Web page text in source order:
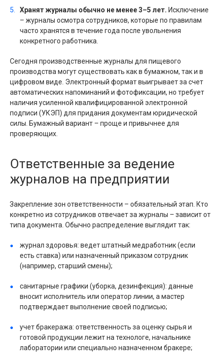
Хранят журналы обычно не менее 3–5 лет. Исключение
– журналы осмотра сотрудников, которые по правилам
часто хранятся в течение года после увольнения
конкретного работника.
Сегодня производственные журналы для пищевого
производства могут существовать как в бумажном, так и в
цифровом виде. Электронный формат выигрывает за счет
автоматических напоминаний и фотофиксации, но требует
наличия усиленной квалифицированной электронной
подписи (УКЭП) для придания документам юридической
силы. Бумажный вариант – проще и привычнее для
проверяющих.
Ответственные за ведение
журналов на предприятии
Закрепление зон ответственности – обязательный этап. Кто
конкретно из сотрудников отвечает за журналы – зависит от
типа документа. Обычно распределение выглядит так:
журнал здоровья: ведет штатный медработник (если
есть ставка) или назначенный приказом сотрудник
(например, старший смены);
санитарные графики (уборка, дезинфекция): данные
вносит исполнитель или оператор линии, а мастер
подтверждает выполнение своей подписью;
учет бракеража: ответственность за оценку сырья и
готовой продукции лежит на технологе, начальнике
лаборатории или специально назначенном бракере;